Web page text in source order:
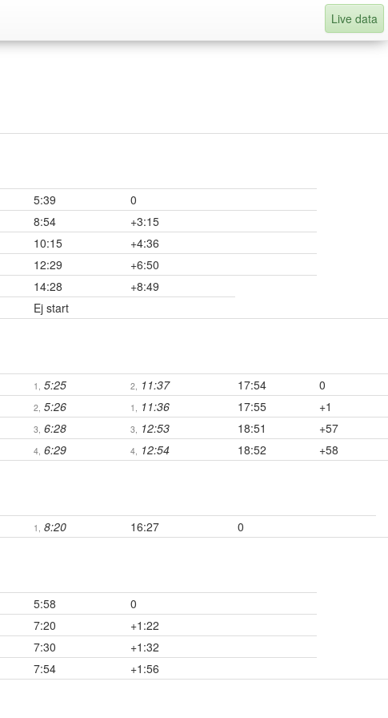
Live data
5:39
0
8:54
+3:15
10:15
+4:36
12:29
+6:50
14:28
+8:49
Ej start
1, 5:25 2, 11:37 17:54
0
2, 5:26 1, 11:36 17:55
+1
3, 6:28 3, 12:53 18:51
+57
4, 6:29 4, 12:54 18:52 +58
1, 8:20 16:27 0
5:58
0
7:20
+1:22
7:30
+1:32
7:54 +1:56